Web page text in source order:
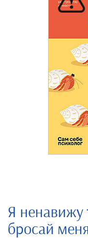
Я ненавижу
бросай